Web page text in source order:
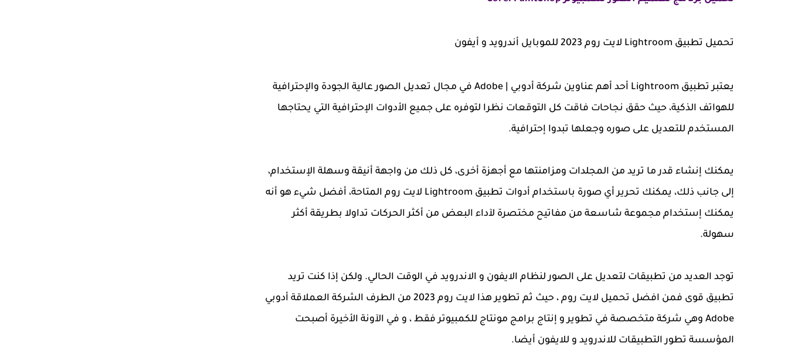
تحميل تطبيق Lightroom لايت روم 2023 للموبايل أندرويد و أيفون
يعتبر تطبيق Lightroom أحد أهم عناوين شركة أدوبي | Adobe في مجال تعديل الصور عالية الجودة والإحترافية
للهواتف الذكية، حيث حقق نجاحات فاقت كل التوقعات نظرا لتوفره على جميع الأدوات الإحترافية التي يحتاجها
المستخدم للتعديل على صوره وجعلها تبدوا إحترافية.
يمكنك إنشاء قدر ما تريد من المجلدات ومزامنتها مع أجهزة أخرى، كل ذلك من واجهة أنيقة وسهلة الإستخدام،
إلى جانب ذلك، يمكنك تحرير أي صورة باستخدام أدوات تطبيق Lightroom لايت روم المتاحة، أفضل شيء هو أنه
يمكنك إستخدام مجموعة شاسعة من مفاتيح مختصرة لآداء البعض من أكثر الحركات تداولا بطريقة أكثر
سهولة.
توجد العديد من تطبيقات لتعديل على الصور لنظام الايفون و الاندرويد في الوقت الحالي. ولكن إذا كنت تريد
تطبيق قوى فمن افضل تحميل لايت روم ، حيث ثم تطوير هذا لايت روم 2023 من الطرف الشركة العملاقة أدوبي
Adobe وهي شركة متخصصة في تطوير و إنتاج برامج مونتاج للكمبيوتر فقط ، و في الآونة الأخيرة أصبحت
المؤسسة تطور التطبيقات للاندرويد و للايفون أيضا.